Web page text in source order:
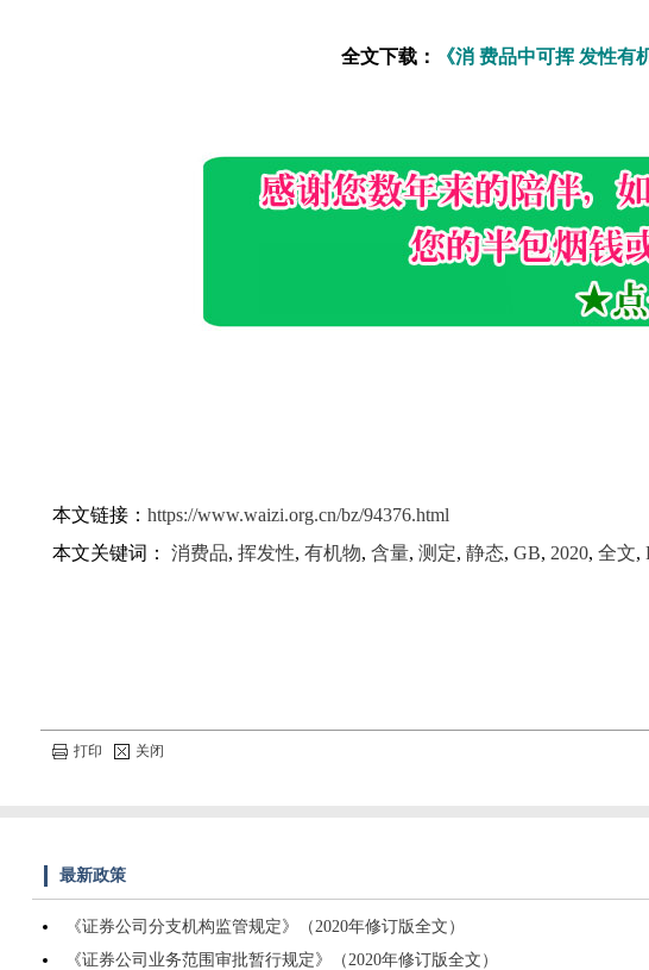
全文下载： 《消 费品中可挥 发性有
本文链接： https://www.waizi.org.cn/bz/94376.html
本文关键词： 消费品, 挥发性, 有机物, 含量, 测定, 静态, GB, 2020, 全文,
打印 关闭
最新政策
《证券公司分支机构监管规定》（2020年修订版全文）
《证券公司业务范围审批暂行规定》（2020年修订版全文）